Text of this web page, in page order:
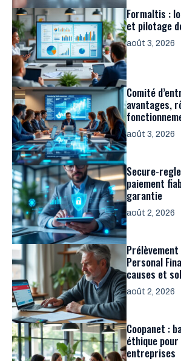
Formaltis :
et pilotage
août 3, 2026
Comité
avantages,
août 3, 2026
Secure-
paiement
garantie
août 2, 2026
Prélèvement
Personal
causes et
août 2, 2026
Coopanet :
éthique
entreprises